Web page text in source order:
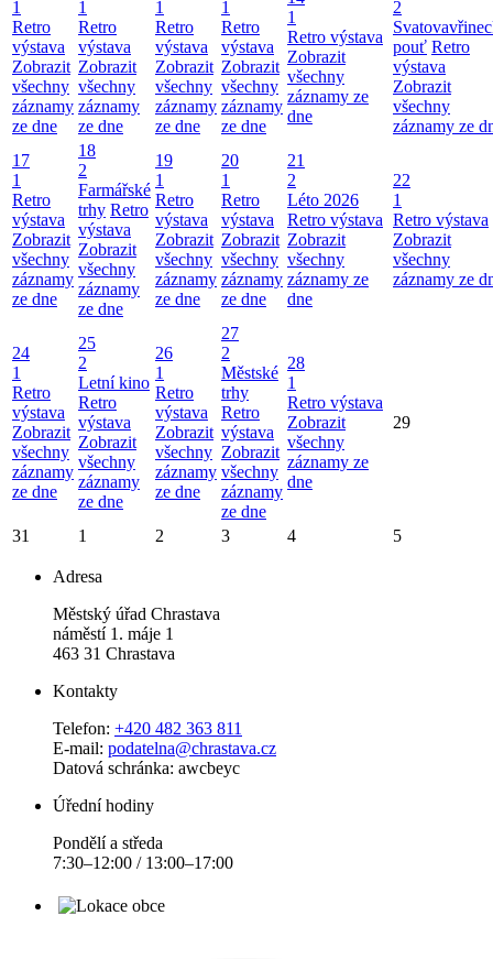
1
Retro
výstava
Zobrazit
všechny
záznamy
ze dne
1
Retro
výstava
Zobrazit
všechny
záznamy
ze dne
1
Retro
výstava
Zobrazit
všechny
záznamy
ze dne
1
Retro
výstava
Zobrazit
všechny
záznamy
ze dne
1
Retro výstava
Zobrazit
všechny
záznamy ze
dne
2
pouť Retro
výstava
Zobrazit
všechny
záznamy ze
17
1
Retro
výstava
Zobrazit
všechny
záznamy
ze dne
18
2
Farmářské
trhy Retro
výstava
Zobrazit
všechny
záznamy
ze dne
19
1
Retro
výstava
Zobrazit
všechny
záznamy
ze dne
20
1
Retro
výstava
Zobrazit
všechny
záznamy
ze dne
21
2
Léto 2026
Retro výstava
Zobrazit
všechny
záznamy ze
dne
22
1
Retro výstava
Zobrazit
všechny
záznamy ze
24
1
Retro
výstava
Zobrazit
všechny
záznamy
ze dne
25
2
Letní kino
Retro
výstava
Zobrazit
všechny
záznamy
ze dne
26
1
Retro
výstava
Zobrazit
všechny
záznamy
ze dne
27
2
Městské
trhy
Retro
výstava
Zobrazit
všechny
záznamy
ze dne
28
1
Retro výstava
Zobrazit
všechny
záznamy ze
dne
29
31 1 2 3 4 5
Adresa
Městský úřad Chrastava
náměstí 1. máje 1
463 31 Chrastava
Kontakty
Telefon: +420 482 363 811
E-mail: podatelna@chrastava.cz
Datová schránka: awcbeyc
Úřední hodiny
Pondělí a středa
7:30–12:00 / 13:00–17:00